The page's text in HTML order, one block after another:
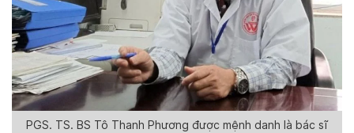
PGS. TS. BS Tô Thanh Phương được mệnh danh là bác sĩ